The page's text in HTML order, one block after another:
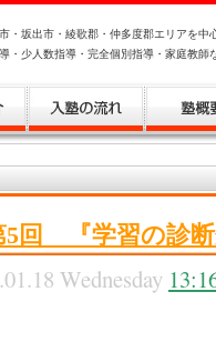
・坂出市・綾歌郡・仲多度郡エリアを中
・少人数指導・完全個別指導・家庭教
回 『学習の診断
Wednesday